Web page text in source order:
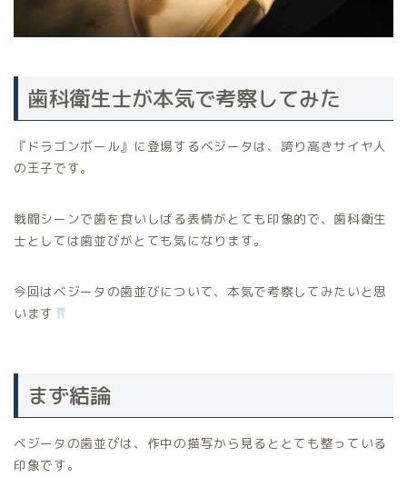
歯科衛生士が本気で考察してみた
『ドラゴンボール』に登場するベジータは、誇り高きサイヤ人
の王子です。
戦闘シーンで歯を食いしばる表情がとても印象的で、歯科衛生
士としては歯並びがとても気になります。
今回はベジータの歯並びについて、本気で考察してみたいと思
います
まず結論
ベジータの歯並びは、作中の描写から見るととても整っている
印象です。